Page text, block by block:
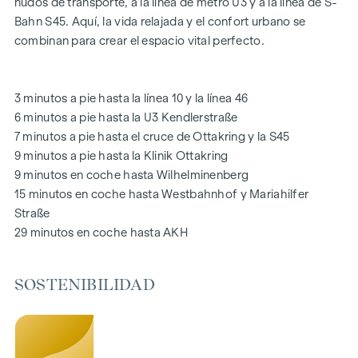
Las zonas comunes con bancos y mesas invitan a relajarse y
ofrecen un lugar de encuentro natural para todas las
generaciones. Una acogedora zona de juegos infantiles
los niños puedan jugar con seguridad y despreocupación.
Durante la fase de planificación se hizo especial hincapié en
los materiales sostenibles.
El uso exclusivo por parte de los residentes hace de este
patio interior oasis de paz un activo especial del proyecto y
garantiza una calidad de vida excepcional. Experimente la
vida moderna con un valor añadido ecológico: ¡bienvenido a
SU HOGAR CON AMPLIAS VISTAS Y ESPACIOS ABIERTOS
EnGRAND GARDEN
experimenta de nuevo la simbiosis perfecta entre estilo de
vida moderno y estilo histórico. Una característica especial
nudos de transporte, a la línea de metro U3 y a la línea de S-
Bahn S45. Aquí, la vida relajada y el confort urbano se
combinan para crear el espacio vital perfecto.
3 minutos a pie hasta la línea 10 y la línea 46
6 minutos a pie hasta la U3 Kendlerstraße
7 minutos a pie hasta el cruce de Ottakring y la S45
9 minutos a pie hasta la Klinik Ottakring
9 minutos en coche hasta Wilhelminenberg
15 minutos en coche hasta Westbahnhof y Mariahilfer
Straße
29 minutos en coche hasta AKH
SOSTENIBILIDAD